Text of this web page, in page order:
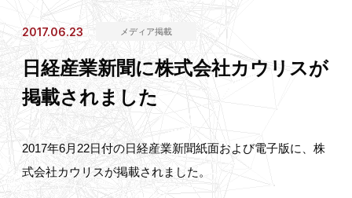
2017.06.23 メディア掲載
日経産業新聞に株式会社カウリスが
掲載されました
2017年6月22日付の日経産業新聞紙面および電子版に、株
式会社カウリスが掲載されました。